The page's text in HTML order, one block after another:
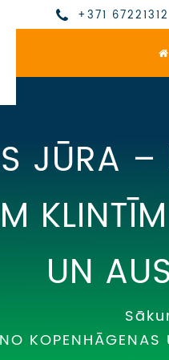
+371 67221312
JŪRA
UN